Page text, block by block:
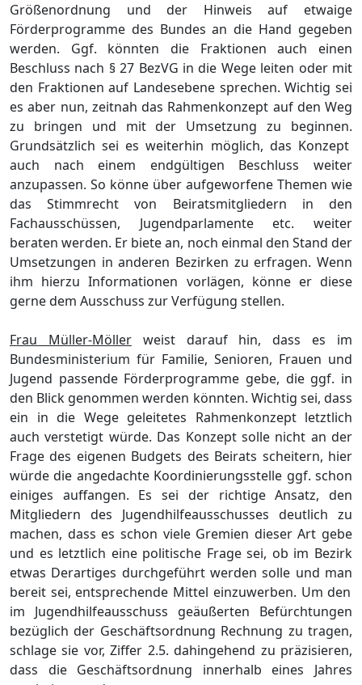
Größenordnung und der Hinweis auf etwaige
Förderprogramme des Bundes an die Hand gegeben
werden. Ggf. könnten die Fraktionenauch einen
Beschluss nach § 27 BezVG in die Wege leiten oder mit
den Fraktionen auf Landesebene sprechen. Wichtig sei
es aber nun, zeitnah das Rahmenkonzept auf den Weg
zu bringen und mit der Umsetzung zu beginnen.
Grundsätzlich sei es weiterhin möglich, das Konzept
auch nach einem endgültigen Beschluss weiter
anzupassen. So könne über aufgeworfene Themen wie
das Stimmrecht von Beiratsmitgliedern in den
Fachausschüssen, Jugendparlamente etc. weiter
beraten werden. Er biete an, noch einmal den Stand der
Umsetzungen in anderen Bezirken zu erfragen. Wenn
ihm hierzu Informationen vorlägen, könne er diese
gerne dem Ausschuss zur Verfügung stellen.
Frau Müller-Möllerweist darauf hin, dass es im
Bundesministerium für Familie, Senioren, Frauen und
Jugend passende Förderprogramme gebe, die ggf. in
den Blick genommen werden könnten. Wichtig sei, dass
ein in die Wege geleitetes Rahmenkonzept letztlich
auch verstetigt würde. Das Konzept solle nicht an der
Frage des eigenen Budgets des Beirats scheitern, hier
würde die angedachte Koordinierungsstelle ggf. schon
einiges auffangen. Es sei der richtige Ansatz, den
Mitgliedern des Jugendhilfeausschusses deutlich zu
machen, dass es schon viele Gremien dieser Art gebe
und es letztlich eine politische Frage sei, ob im Bezirk
etwas Derartiges durchgeführt werden solle und man
bereit sei, entsprechende Mittel einzuwerben. Um den
im Jugendhilfeausschuss geäußerten Befürchtungen
bezüglich der Geschäftsordnung Rechnung zu tragen,
schlage sie vor,Ziffer 2.5. dahingehend zu präzisieren,
dass die Geschäftsordnung innerhalb eines Jahres